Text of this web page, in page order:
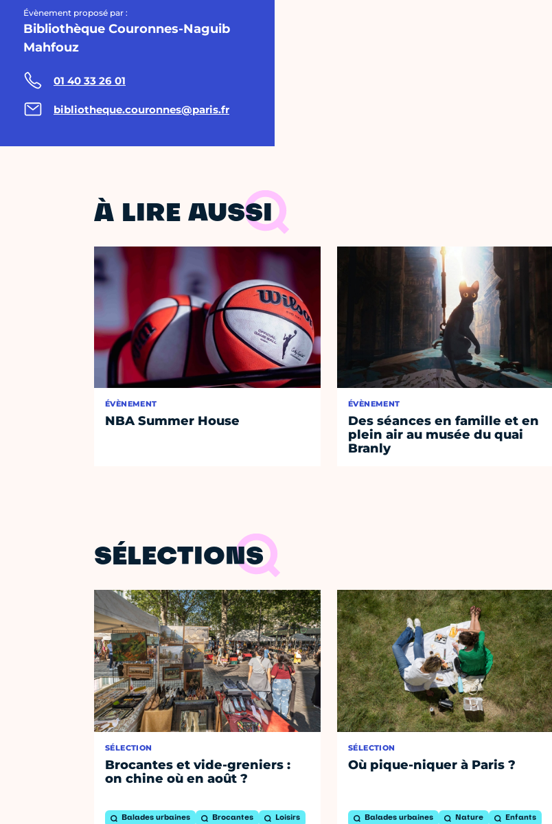
Évènement proposé par :
Bibliothèque Couronnes-Naguib
Mahfouz
01 40 33 26 01
bibliotheque.couronnes@paris.fr
À LIRE AUSSI
ÉVÈNEMENT
NBA Summer House
ÉVÈNEMENT
Des séances en famille et en
plein air au musée du quai
Branly
SÉLECTIONS
SÉLECTION
Brocantes et vide-greniers :
on chine où en août ?
Balades urbaines Brocantes Loisirs
SÉLECTION
Où pique-niquer à Paris ?
Balades urbaines Nature Enfants